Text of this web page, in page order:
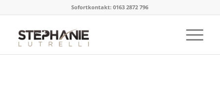
Sofortkontakt: 0163 2872 796